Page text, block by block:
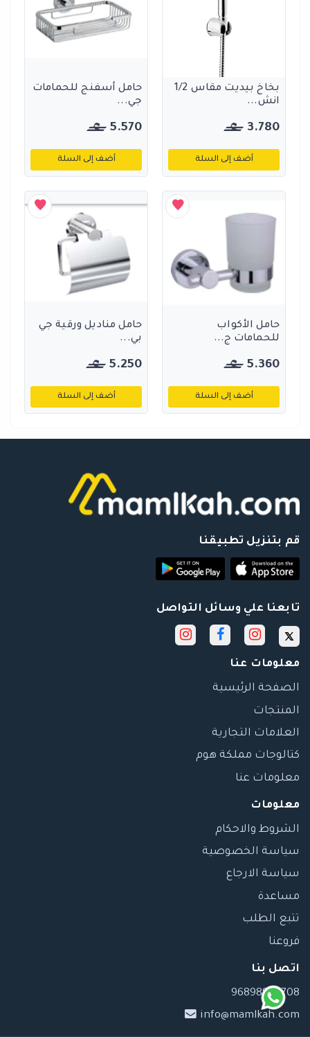
بخاخ بيديت مقاس 1/2
انش...
3.780
أضف إلى السلة
حامل أسفنج للحمامات
جي...
5.570
أضف إلى السلة
حامل الأكواب
للحمامات ج...
5.360
أضف إلى السلة
حامل مناديل ورقية جي
بي...
5.250
أضف إلى السلة
قم بتنزيل تطبيقنا
تابعنا علي وسائل التواصل
معلومات عنا
الصفحة الرئيسية
المنتجات
العلامات التجارية
كتالوجات مملكة هوم
معلومات عنا
معلومات
الشروط والاحكام
سياسة الخصوصية
سياسة الارجاع
مساعدة
تتبع الطلب
فروعنا
اتصل بنا
96898989708
info@mamlkah.com